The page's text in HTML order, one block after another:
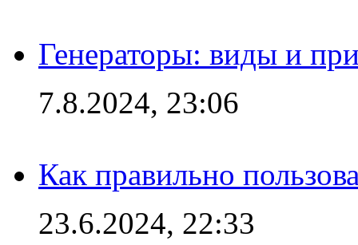
Генераторы: виды и
7.8.2024, 23:06
Как правильно
23.6.2024, 22:33